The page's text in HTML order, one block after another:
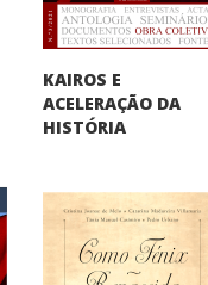
KAIROS E
ACELERAÇÃO DA
HISTÓRIA